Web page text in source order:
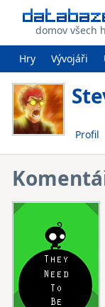
domov všech
Hry Vývojáři
Profil